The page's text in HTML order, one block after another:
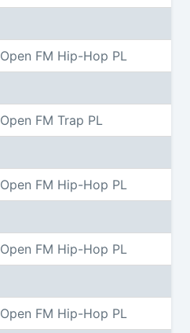
Open FM Hip-Hop PL
Open FM Trap PL
Open FM Hip-Hop PL
Open FM Hip-Hop PL
Open FM Hip-Hop PL